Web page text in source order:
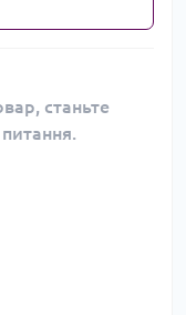
станьте